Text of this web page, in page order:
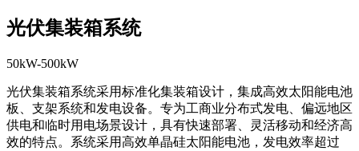
光伏集装箱系统
50kW-500kW
光伏集装箱系统采用标准化集装箱设计，集成高效太阳能电池
板、支架系统和发电设备。专为工商业分布式发电、偏远地区
供电和临时用电场景设计，具有快速部署、灵活移动和经济高
效的特点。系统采用高效单晶硅太阳能电池，发电效率超过